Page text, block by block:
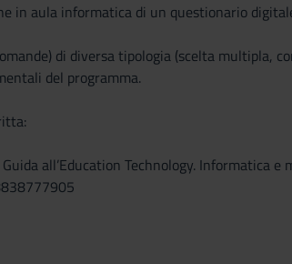
in aula informatica di un questionario
di diversa tipologia (scelta multipla,
del programma.
Guida all’Education Technology.